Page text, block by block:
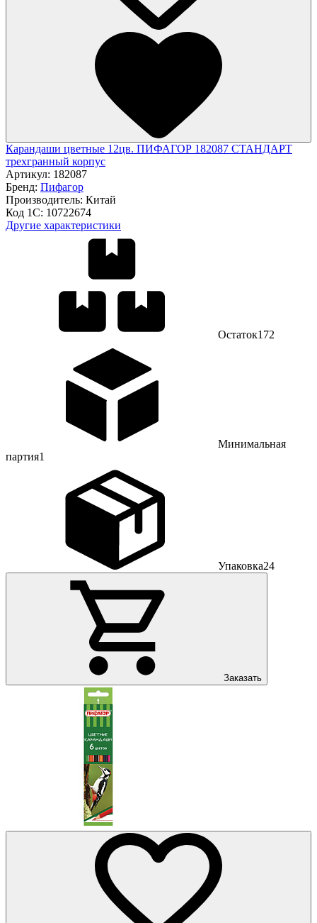
Карандаши цветные 12цв. ПИФАГОР 182087 СТАНДАРТ
трехгранный корпус
Артикул: 182087
Бренд: Пифагор
Производитель: Китай
Код 1С: 10722674
Другие характеристики
Остаток172
Минимальная
партия1
Упаковка24
Заказать